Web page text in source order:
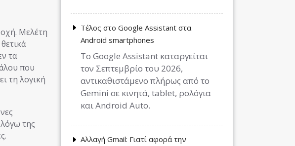
Μελέτη
τα
που
τη λογική
της
Τέλος στο Google Assistant στα
Android smartphones
Το Google Assistant καταργείται
τον Σεπτεμβρίο του 2026,
αντικαθιστάμενο πλήρως από το
Gemini σε κινητά, tablet, ρολόγια
και Android Auto.
Αλλαγή Gmail: Γιατί αφορά την